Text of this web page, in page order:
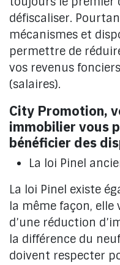
défiscaliser.
mécanismes et
permettre de
vos revenus
(salaires).
City Promotion,
immobilier vous
bénéficier des
La loi Pinel
La loi Pinel existe
la même façon,
d’une réduction
la différence du
doivent respecter